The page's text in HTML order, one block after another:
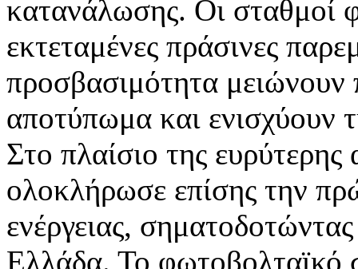
κατανάλωσης. Οι σταθμοί
εκτεταμένες πράσινες
προσβασιμότητα μειώνουν
αποτύπωμα και ενισχύουν
Στο πλαίσιο της
ολοκλήρωσε επίσης την
ενέργειας,
Ελλάδα. Το φωτοβολταϊκό